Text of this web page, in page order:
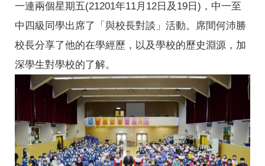
一連兩個星期五(21201年11月12日及19日)，中一至
中四級同學出席了「與校長對談」活動。席間何沛勝
校長分享了他的在學經歷，以及學校的歷史淵源，加
深學生對學校的了解。